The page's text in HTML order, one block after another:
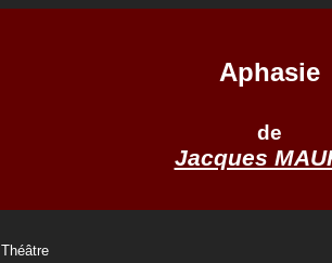
Aphasie
de
Jacques
Théâtre